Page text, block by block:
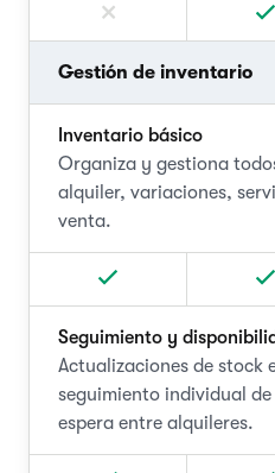
Gestión de inventario
Inventario básico
Organiza y gestiona
alquiler, variaciones,
venta.
Seguimiento y
Actualizaciones de stock
seguimiento individual
espera entre alquileres.